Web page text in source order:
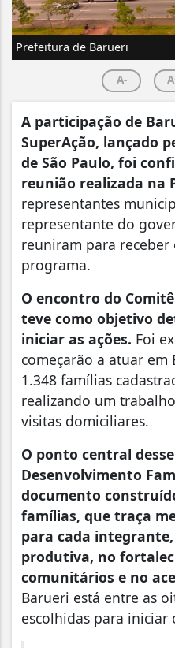
Prefeitura de Barueri
A-
A participação de
SuperAção, lançado
de São Paulo, foi
reunião realizada na
representantes
representante do
reuniram para receber
programa.
O encontro do
teve como objetivo
iniciar as ações. Foi
começarão a atuar
1.348 famílias
realizando um
visitas domiciliares.
O ponto central
Desenvolvimento
documento
famílias, que traça
para cada
produtiva, no
comunitários e no
Barueri está entre as
escolhidas para iniciar